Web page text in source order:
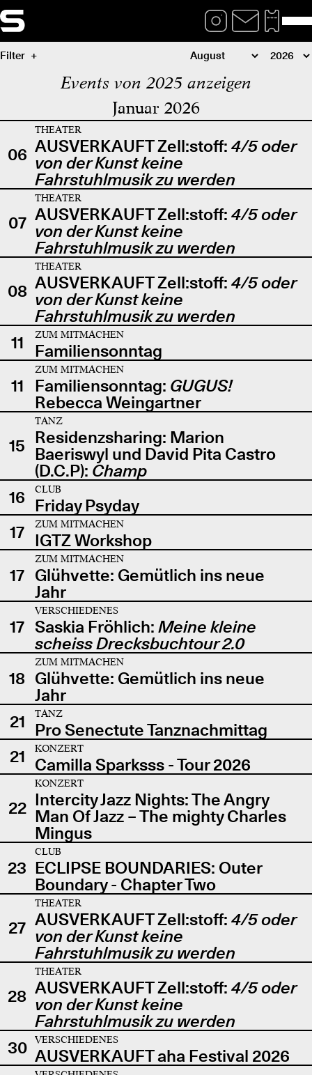
Filter
Events von 2025 anzeigen
Januar 2026
06
THEATER
AUSVERKAUFT Zell:stoff: 4/5 oder
von der Kunst keine
Fahrstuhlmusik zu werden
07
THEATER
AUSVERKAUFT Zell:stoff: 4/5 oder
von der Kunst keine
Fahrstuhlmusik zu werden
08
THEATER
AUSVERKAUFT Zell:stoff: 4/5 oder
von der Kunst keine
Fahrstuhlmusik zu werden
11
ZUM MITMACHEN
Familiensonntag
11
ZUM MITMACHEN
Familiensonntag: GUGUS!
Rebecca Weingartner
15
TANZ
Residenzsharing: Marion
Baeriswyl und David Pita Castro
(D.C.P): Champ
16
CLUB
Friday Psyday
17
ZUM MITMACHEN
IGTZ Workshop
17
ZUM MITMACHEN
Glühvette: Gemütlich ins neue
Jahr
17
VERSCHIEDENES
Saskia Fröhlich: Meine kleine
scheiss Drecksbuchtour 2.0
18
ZUM MITMACHEN
Glühvette: Gemütlich ins neue
Jahr
21
TANZ
Pro Senectute Tanznachmittag
21
KONZERT
Camilla Sparksss - Tour 2026
22
KONZERT
Intercity Jazz Nights: The Angry
Man Of Jazz – The mighty Charles
Mingus
23
CLUB
ECLIPSE BOUNDARIES: Outer
Boundary - Chapter Two
27
THEATER
AUSVERKAUFT Zell:stoff: 4/5 oder
von der Kunst keine
Fahrstuhlmusik zu werden
28
THEATER
AUSVERKAUFT Zell:stoff: 4/5 oder
von der Kunst keine
Fahrstuhlmusik zu werden
30
VERSCHIEDENES
AUSVERKAUFT aha Festival 2026